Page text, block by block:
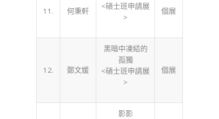
11. 何秉軒
<碩士班申請展
>
個展
12. 鄭文媛
黑暗中凍結的
孤獨
<碩士班申請展
>
個展
影影